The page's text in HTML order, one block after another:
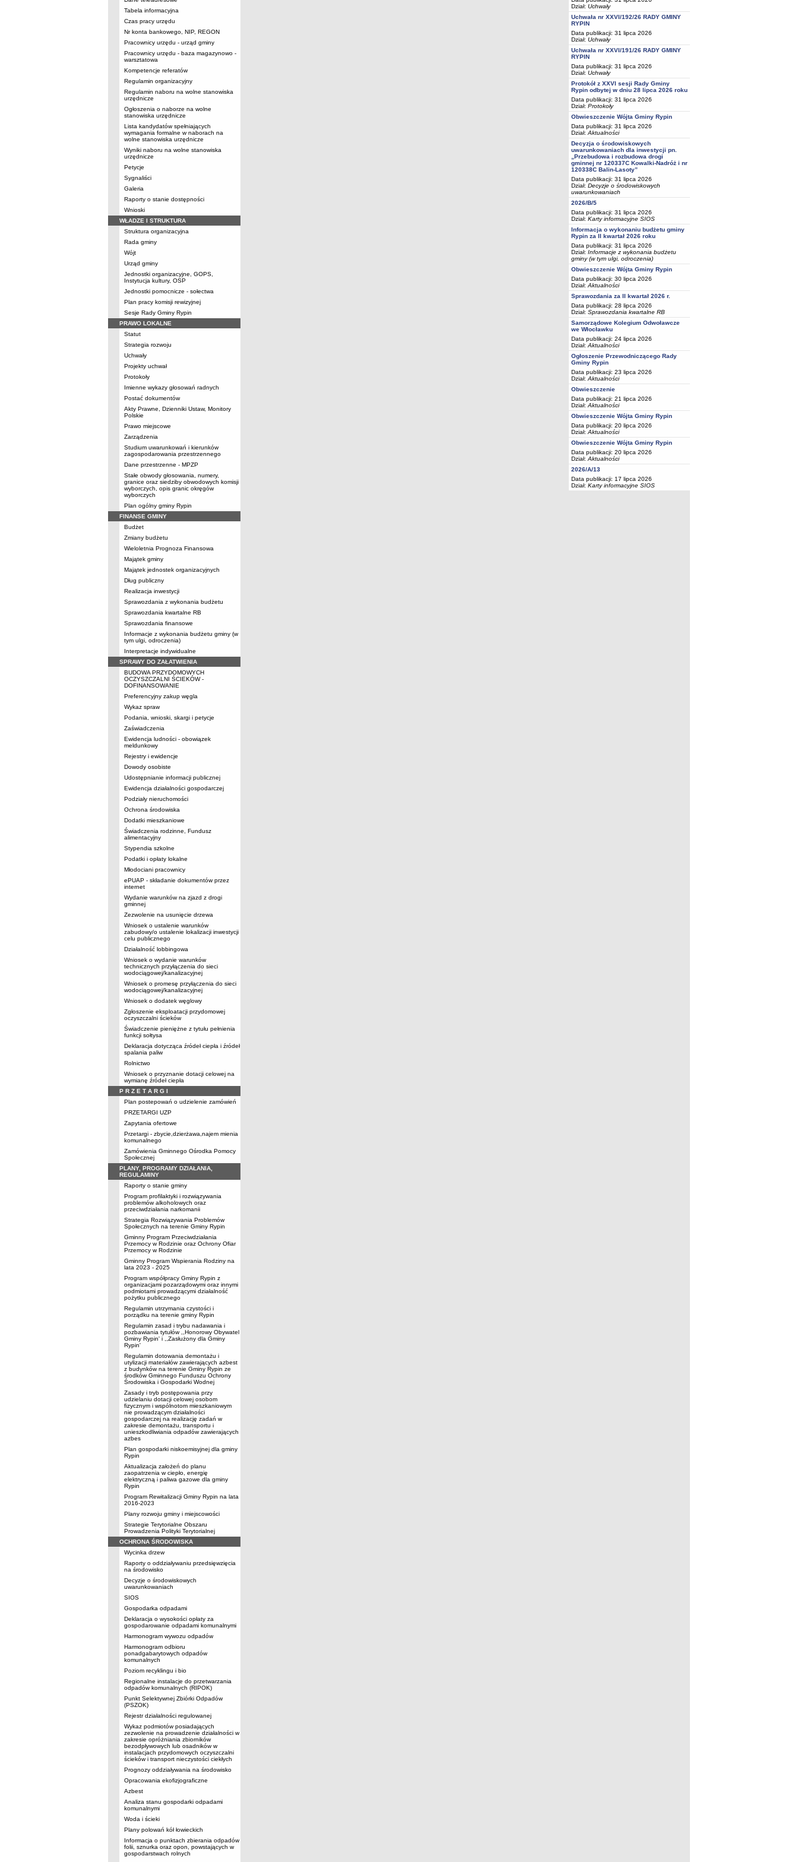
Tabela informacyjna
Czas pracy urzędu
Nr konta bankowego, NIP, REGON
Pracownicy urzędu - urząd gminy
Pracownicy urzędu - baza magazynowo -
warsztatowa
Kompetencje referatów
Regulamin organizacyjny
Regulamin naboru na wolne stanowiska
urzędnicze
Ogłoszenia o naborze na wolne
stanowiska urzędnicze
Lista kandydatów spełniających
wymagania formalne w naborach na
wolne stanowiska urzędnicze
Wyniki naboru na wolne stanowiska
urzędnicze
Petycje
Sygnaliści
Galeria
Raporty o stanie dostępności
Wnioski
WŁADZE I STRUKTURA
Struktura organizacyjna
Rada gminy
Wójt
Urząd gminy
Jednostki organizacyjne, GOPS,
Instytucja kultury, OSP
Jednostki pomocnicze - sołectwa
Plan pracy komisji rewizyjnej
Sesje Rady Gminy Rypin
PRAWO LOKALNE
Statut
Strategia rozwoju
Uchwały
Projekty uchwał
Protokoły
Imienne wykazy głosowań radnych
Postać dokumentów
Akty Prawne, Dzienniki Ustaw, Monitory
Polskie
Prawo miejscowe
Zarządzenia
Studium uwarunkowań i kierunków
zagospodarowania przestrzennego
Dane przestrzenne - MPZP
Stałe obwody głosowania, numery,
granice oraz siedziby obwodowych komisji
wyborczych, opis granic okręgów
wyborczych
Plan ogólny gminy Rypin
FINANSE GMINY
Budżet
Zmiany budżetu
Wieloletnia Prognoza Finansowa
Majątek gminy
Majątek jednostek organizacyjnych
Dług publiczny
Realizacja inwestycji
Sprawozdania z wykonania budżetu
Sprawozdania kwartalne RB
Sprawozdania finansowe
Informacje z wykonania budżetu gminy (w
tym ulgi, odroczenia)
Interpretacje indywidualne
SPRAWY DO ZAŁATWIENIA
BUDOWA PRZYDOMOWYCH
OCZYSZCZALNI ŚCIEKÓW -
DOFINANSOWANIE
Preferencyjny zakup węgla
Wykaz spraw
Podania, wnioski, skargi i petycje
Zaświadczenia
Ewidencja ludności - obowiązek
meldunkowy
Rejestry i ewidencje
Dowody osobiste
Udostępnianie informacji publicznej
Ewidencja działalności gospodarczej
Podziały nieruchomości
Ochrona środowiska
Dodatki mieszkaniowe
Świadczenia rodzinne, Fundusz
alimentacyjny
Stypendia szkolne
Podatki i opłaty lokalne
Młodociani pracownicy
ePUAP - składanie dokumentów przez
internet
Wydanie warunków na zjazd z drogi
gminnej
Zezwolenie na usunięcie drzewa
Wniosek o ustalenie warunków
zabudowy/o ustalenie lokalizacji inwestycji
celu publicznego
Działalność lobbingowa
Wniosek o wydanie warunków
technicznych przyłączenia do sieci
wodociągowej/kanalizacyjnej
Wniosek o promesę przyłączenia do sieci
wodociągowej/kanalizacyjnej
Wniosek o dodatek węglowy
Zgłoszenie eksploatacji przydomowej
oczyszczalni ścieków
Świadczenie pieniężne z tytułu pełnienia
funkcji sołtysa
Deklaracja dotycząca źródeł ciepła i źródeł
spalania paliw
Rolnictwo
Wniosek o przyznanie dotacji celowej na
wymianę źródeł ciepła
P R Z E T A R G I
Plan postepowań o udzielenie zamówień
PRZETARGI UZP
Zapytania ofertowe
Przetargi - zbycie,dzierżawa,najem mienia
komunalnego
Zamówienia Gminnego Ośrodka Pomocy
Społecznej
PLANY, PROGRAMY DZIAŁANIA,
REGULAMINY
Raporty o stanie gminy
Program profilaktyki i rozwiązywania
problemów alkoholowych oraz
przeciwdziałania narkomanii
Strategia Rozwiązywania Problemów
Społecznych na terenie Gminy Rypin
Gminny Program Przeciwdziałania
Przemocy w Rodzinie oraz Ochrony Ofiar
Przemocy w Rodzinie
Gminny Program Wspierania Rodziny na
lata 2023 - 2025
Program współpracy Gminy Rypin z
organizacjami pozarządowymi oraz innymi
podmiotami prowadzącymi działalność
pożytku publicznego
Regulamin utrzymania czystości i
porządku na terenie gminy Rypin
Regulamin zasad i trybu nadawania i
pozbawiania tytułów ,,Honorowy Obywatel
Gminy Rypin' i ,,Zasłużony dla Gminy
Rypin'
Regulamin dotowania demontażu i
utylizacji materiałów zawierających azbest
z budynków na terenie Gminy Rypin ze
środków Gminnego Funduszu Ochrony
Środowiska i Gospodarki Wodnej
Zasady i tryb postępowania przy
udzielaniu dotacji celowej osobom
fizycznym i wspólnotom mieszkaniowym
nie prowadzącym działalności
gospodarczej na realizację zadań w
zakresie demontażu, transportu i
unieszkodliwiania odpadów zawierających
azbes
Plan gospodarki niskoemisyjnej dla gminy
Rypin
Aktualizacja założeń do planu
zaopatrzenia w ciepło, energię
elektryczną i paliwa gazowe dla gminy
Rypin
Program Rewitalizacji Gminy Rypin na lata
2016-2023
Plany rozwoju gminy i miejscowości
Strategie Terytorialne Obszaru
Prowadzenia Polityki Terytorialnej
OCHRONA ŚRODOWISKA
Wycinka drzew
Raporty o oddziaływaniu przedsięwzięcia
na środowisko
Decyzje o środowiskowych
uwarunkowaniach
SIOS
Gospodarka odpadami
Deklaracja o wysokości opłaty za
gospodarowanie odpadami komunalnymi
Harmonogram wywozu odpadów
Harmonogram odbioru
ponadgabarytowych odpadów
komunalnych
Poziom recyklingu i bio
Regionalne instalacje do przetwarzania
odpadów komunalnych (RIPOK)
Punkt Selektywnej Zbiórki Odpadów
(PSZOK)
Rejestr działalności regulowanej
Wykaz podmiotów posiadających
zezwolenie na prowadzenie działalności w
zakresie opróżniania zbiorników
bezodpływowych lub osadników w
instalacjach przydomowych oczyszczalni
ścieków i transport nieczystości ciekłych
Prognozy oddziaływania na środowisko
Opracowania ekofizjograficzne
Azbest
Analiza stanu gospodarki odpadami
komunalnymi
Woda i ścieki
Plany polowań kół łowieckich
Informacja o punktach zbierania odpadów
folii, sznurka oraz opon, powstających w
gospodarstwach rolnych
Dział: Uchwały
Uchwała nr XXVI/192/26 RADY GMINY
RYPIN
Data publikacji: 31 lipca 2026
Dział: Uchwały
Uchwała nr XXVI/191/26 RADY GMINY
RYPIN
Data publikacji: 31 lipca 2026
Dział: Uchwały
Protokół z XXVI sesji Rady Gminy
Rypin odbytej w dniu 28 lipca 2026 roku
Data publikacji: 31 lipca 2026
Dział: Protokoły
Obwieszczenie Wójta Gminy Rypin
Data publikacji: 31 lipca 2026
Dział: Aktualności
Decyzja o środowiskowych
uwarunkowaniach dla inwestycji pn.
„Przebudowa i rozbudowa drogi
gminnej nr 120337C Kowalki-Nadróż i nr
120338C Balin-Lasoty”
Data publikacji: 31 lipca 2026
Dział: Decyzje o środowiskowych
uwarunkowaniach
2026/B/5
Data publikacji: 31 lipca 2026
Dział: Karty informacyjne SIOS
Informacja o wykonaniu budżetu gminy
Rypin za II kwartał 2026 roku
Data publikacji: 31 lipca 2026
Dział: Informacje z wykonania budżetu
gminy (w tym ulgi, odroczenia)
Obwieszczenie Wójta Gminy Rypin
Data publikacji: 30 lipca 2026
Dział: Aktualności
Sprawozdania za II kwartał 2026 r.
Data publikacji: 28 lipca 2026
Dział: Sprawozdania kwartalne RB
Samorządowe Kolegium Odwoławcze
we Włocławku
Data publikacji: 24 lipca 2026
Dział: Aktualności
Ogłoszenie Przewodniczącego Rady
Gminy Rypin
Data publikacji: 23 lipca 2026
Dział: Aktualności
Obwieszczenie
Data publikacji: 21 lipca 2026
Dział: Aktualności
Obwieszczenie Wójta Gminy Rypin
Data publikacji: 20 lipca 2026
Dział: Aktualności
Obwieszczenie Wójta Gminy Rypin
Data publikacji: 20 lipca 2026
Dział: Aktualności
2026/A/13
Data publikacji: 17 lipca 2026
Dział: Karty informacyjne SIOS